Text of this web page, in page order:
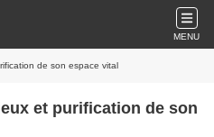
MENU
de son espace vital
et purification de son